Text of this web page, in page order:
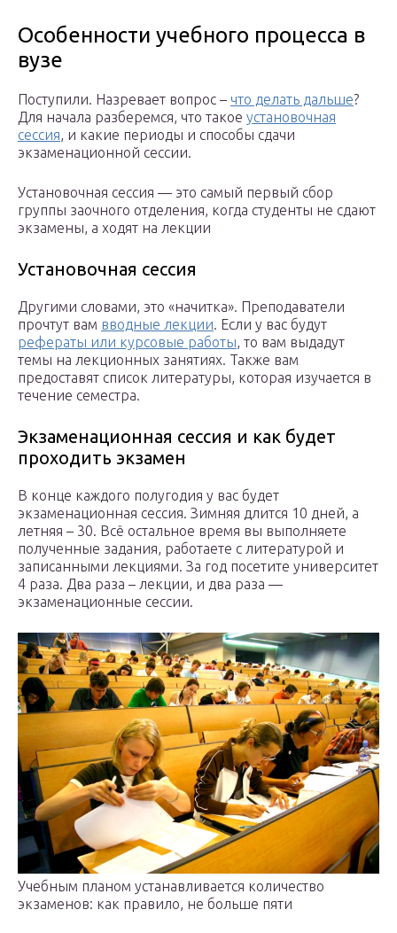
Особенности учебного процесса в
вузе
Поступили. Назревает вопрос – что делать дальше?
Для начала разберемся, что такое установочная
сессия, и какие периоды и способы сдачи
экзаменационной сессии.
Установочная сессия — это самый первый сбор
группы заочного отделения, когда студенты не сдают
экзамены, а ходят на лекции
Установочная сессия
Другими словами, это «начитка». Преподаватели
прочтут вам вводные лекции. Если у вас будут
рефераты или курсовые работы, то вам выдадут
темы на лекционных занятиях. Также вам
предоставят список литературы, которая изучается в
течение семестра.
Экзаменационная сессия и как будет
проходить экзамен
В конце каждого полугодия у вас будет
экзаменационная сессия. Зимняя длится 10 дней, а
летняя – 30. Всё остальное время вы выполняете
полученные задания, работаете с литературой и
записанными лекциями. За год посетите университет
4 раза. Два раза – лекции, и два раза —
экзаменационные сессии.
Учебным планом устанавливается количество
экзаменов: как правило, не больше пяти